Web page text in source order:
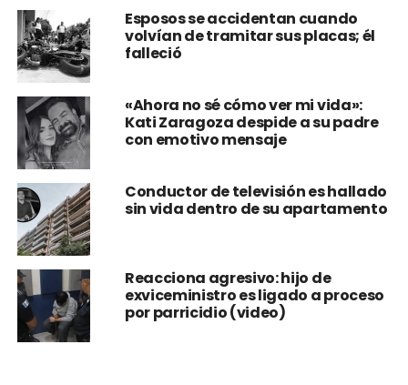
Esposos se accidentan cuando
volvían de tramitar sus placas; él
falleció
«Ahora no sé cómo ver mi vida»:
Kati Zaragoza despide a su padre
con emotivo mensaje
Conductor de televisión es hallado
sin vida dentro de su apartamento
Reacciona agresivo: hijo de
exviceministro es ligado a proceso
por parricidio (video)